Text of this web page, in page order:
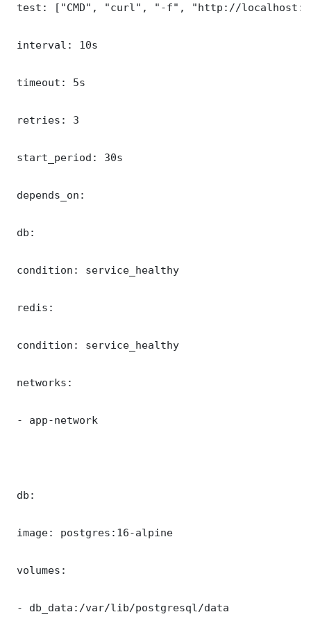
test: ["CMD", "curl", "-f", "http://
interval: 10s
timeout: 5s
retries: 3
start_period: 30s
depends_on:
db:
condition: service_healthy
redis:
condition: service_healthy
networks:
- app-network
db:
image: postgres:16-alpine
volumes:
- db_data:/var/lib/postgresql/data